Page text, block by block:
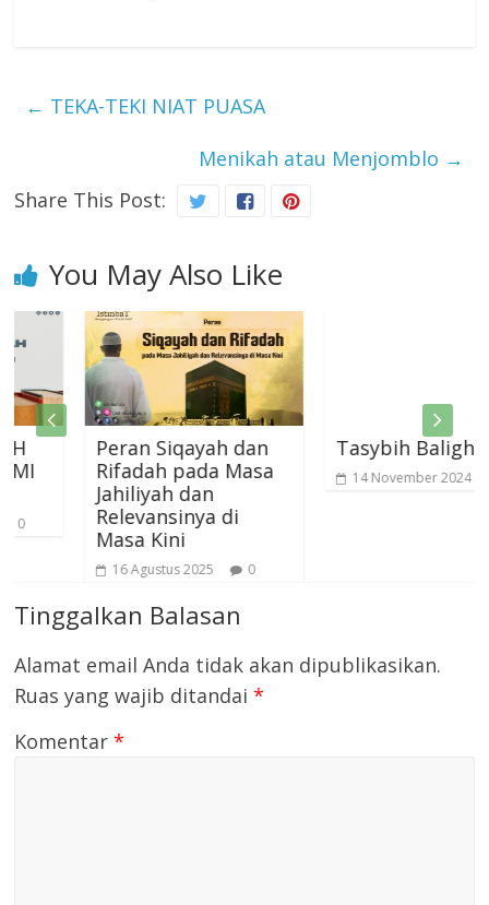
← TEKA-TEKI NIAT PUASA
Menikah atau Menjomblo →
Share This Post:
You May Also Like
Peran Siqayah dan
Rifadah pada Masa
Jahiliyah dan
Relevansinya di
Masa Kini
16 Agustus 2025 0
Tasybih Baligh
14 November 2024 0
Tinggalkan Balasan
Alamat email Anda tidak akan dipublikasikan.
Ruas yang wajib ditandai*
Komentar*